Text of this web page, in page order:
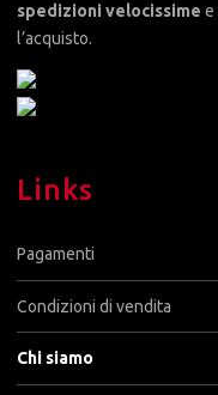
spedizioni velocissime e
l’acquisto.
Links
Pagamenti
Condizioni di vendita
Chi siamo